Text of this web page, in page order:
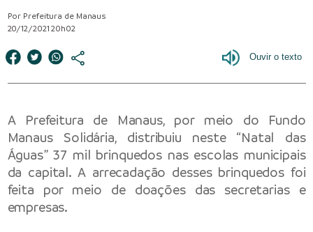
Por Prefeitura de Manaus
20/12/2021 20h02
A Prefeitura de Manaus, por meio do Fundo
Manaus Solidária, distribuiu neste “Natal das
Águas” 37 mil brinquedos nas escolas municipais
da capital. A arrecadação desses brinquedos foi
feita por meio de doações das secretarias e
empresas.